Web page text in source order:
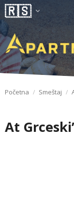
Početna Smeštaj
At